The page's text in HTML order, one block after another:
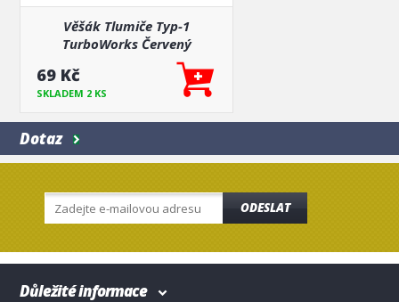
Věšák Tlumiče Typ-1
TurboWorks Červený
69 Kč
SKLADEM 2 KS
Dotaz
ODESLAT
Důležité informace